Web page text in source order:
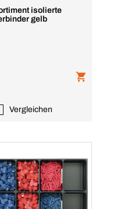
isolierte
gelb
Vergleichen